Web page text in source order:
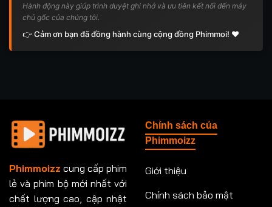
Hành động này giúp trình duyệt ghi nhớ và ưu tiên kết nối đến máy
chủ gốc của chúng tôi.
👉 Cảm ơn bạn đã đồng hành cùng cộng đồng Phimmoi! ❤️
Phimmoizz cung cấp phim
lẻ và phim bộ mới nhất với
chất lượng cao, cập nhật
Chính sách của
Phimmoizz
Giới thiệu
Chính sách bảo mật